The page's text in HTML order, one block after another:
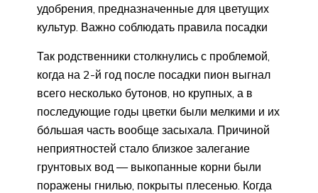
удобрения, предназначенные для цветущих
культур. Важно соблюдать правила посадки
Так родственники столкнулись с проблемой,
когда на 2-й год после посадки пион выгнал
всего несколько бутонов, но крупных, а в
последующие годы цветки были мелкими и их
бо́льшая часть вообще засыхала. Причиной
неприятностей стало близкое залегание
грунтовых вод — выкопанные корни были
поражены гнилью, покрыты плесенью. Когда